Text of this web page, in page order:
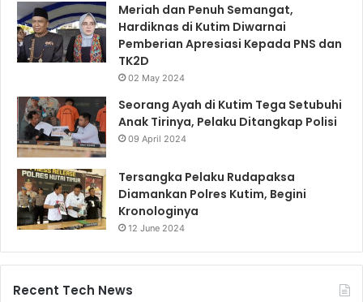
Meriah dan Penuh Semangat,
Hardiknas di Kutim Diwarnai
Pemberian Apresiasi Kepada PNS dan
TK2D
02 May 2024
Seorang Ayah di Kutim Tega Setubuhi
Anak Tirinya, Pelaku Ditangkap Polisi
09 April 2024
Tersangka Pelaku Rudapaksa
Diamankan Polres Kutim, Begini
Kronologinya
12 June 2024
Recent Tech News